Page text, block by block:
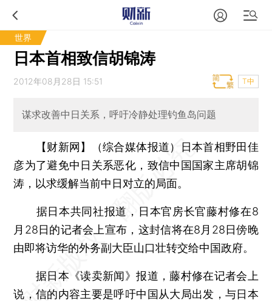
世界
日本首相致信胡锦涛
2012年08月28日 15:51 T中
谋求改善中日关系，呼吁冷静处理钓鱼岛问题
【财新网】（综合媒体报道）
日本首相野田佳
彦为了避免中日关系恶化，致信中国国家主席胡锦
涛，以求缓解当前中日对立的局面。
据日本共同社报道，日本官房长官藤村修在8
月28日的记者会上宣布，这封信将在8月28日傍晚
由即将访华的外务副大臣山口壮转交给中国政府。
据日本《读卖新闻》报道，藤村修在记者会上
说，信的内容主要是呼吁中国从大局出发，与日本